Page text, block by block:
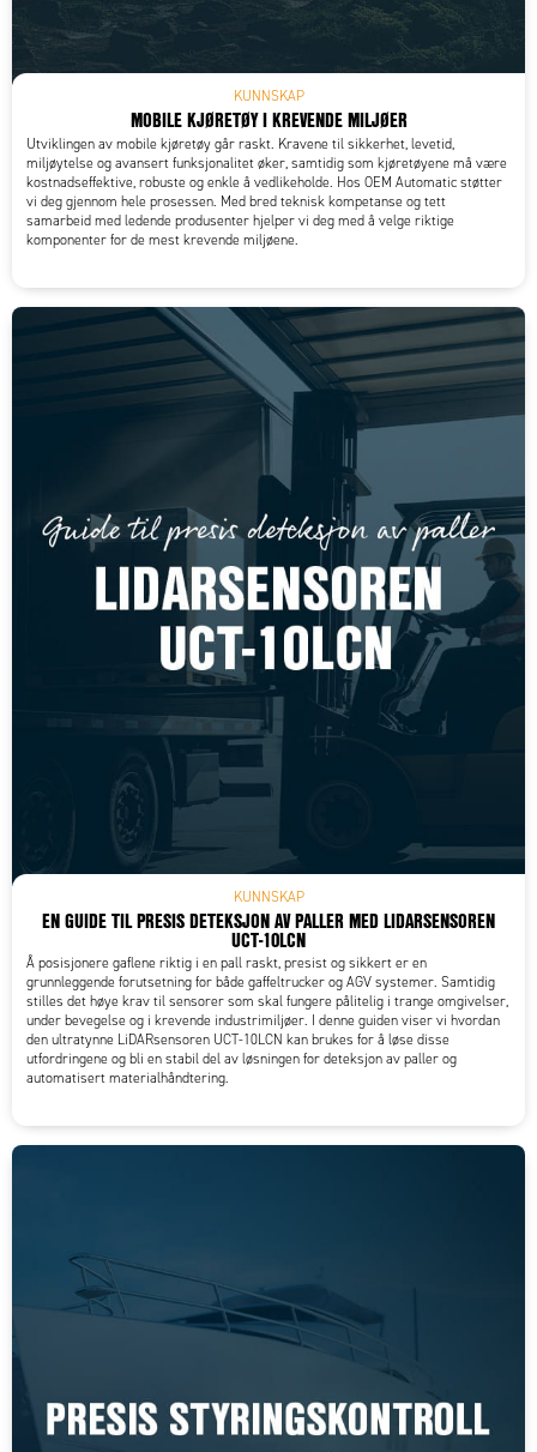
KUNNSKAP
MOBILE KJØRETØY I KREVENDE MILJØER
Utviklingen av mobile kjøretøy går raskt. Kravene til sikkerhet, levetid,
miljøytelse og avansert funksjonalitet øker, samtidig som kjøretøyene må være
kostnadseffektive, robuste og enkle å vedlikeholde. Hos OEM Automatic støtter
vi deg gjennom hele prosessen. Med bred teknisk kompetanse og tett
samarbeid med ledende produsenter hjelper vi deg med å velge riktige
komponenter for de mest krevende miljøene.
KUNNSKAP
EN GUIDE TIL PRESIS DETEKSJON AV PALLER MED LIDARSENSOREN
UCT-10LCN
Å posisjonere gaflene riktig i en pall raskt, presist og sikkert er en
grunnleggende forutsetning for både gaffeltrucker og AGV systemer. Samtidig
stilles det høye krav til sensorer som skal fungere pålitelig i trange omgivelser,
under bevegelse og i krevende industrimiljøer. I denne guiden viser vi hvordan
den ultratynne LiDARsensoren UCT-10LCN kan brukes for å løse disse
utfordringene og bli en stabil del av løsningen for deteksjon av paller og
automatisert materialhåndtering.